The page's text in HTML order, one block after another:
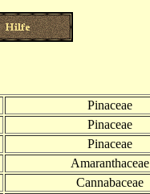
Pinaceae
Pinaceae
Pinaceae
Amaranthaceae
Cannabaceae